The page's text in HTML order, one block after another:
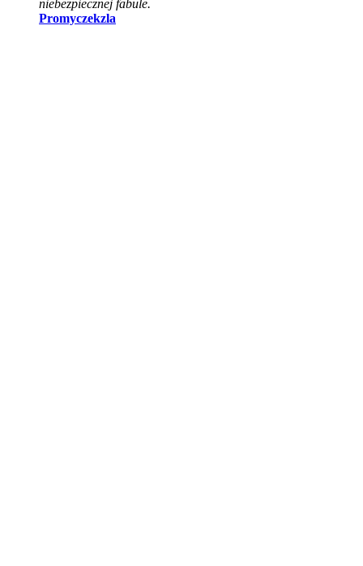
niebezpiecznej fabule.
Promyczekzla